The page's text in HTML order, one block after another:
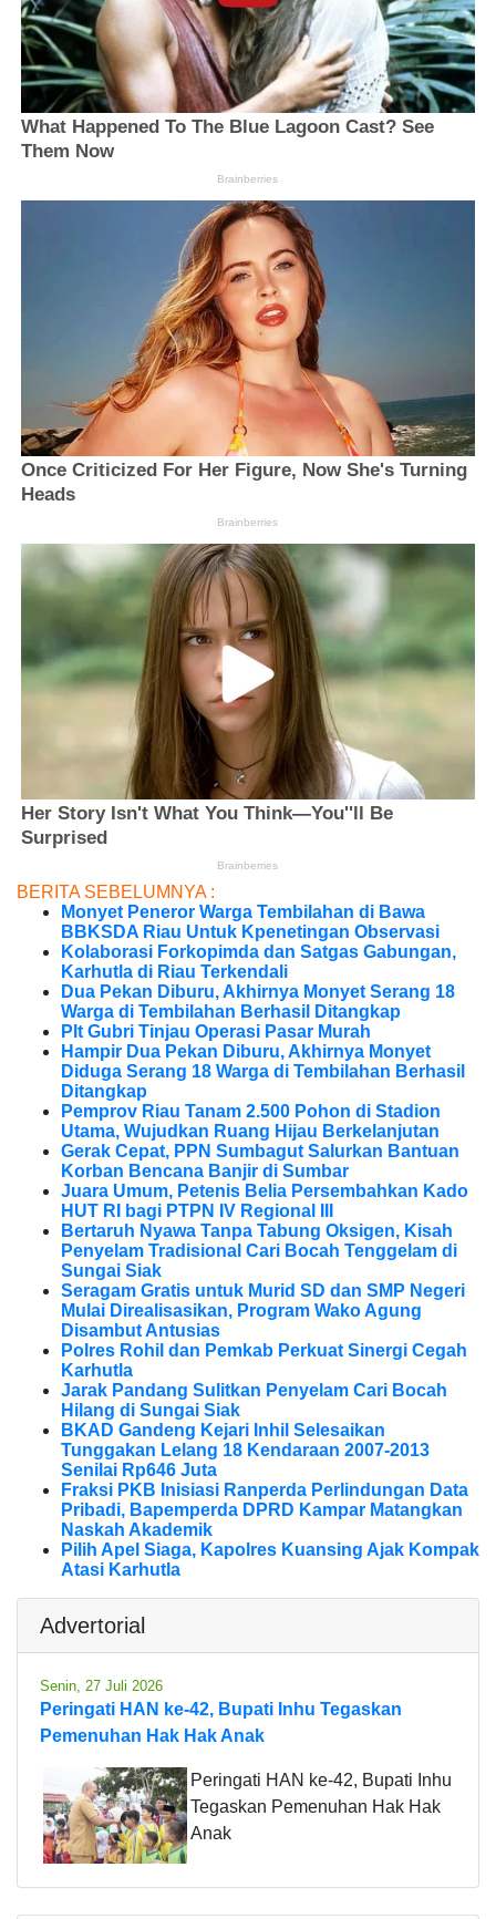
BERITA SEBELUMNYA :
Monyet Peneror Warga Tembilahan di Bawa
BBKSDA Riau Untuk Kpenetingan Observasi
Kolaborasi Forkopimda dan Satgas Gabungan,
Karhutla di Riau Terkendali
Dua Pekan Diburu, Akhirnya Monyet Serang 18
Warga di Tembilahan Berhasil Ditangkap
Plt Gubri Tinjau Operasi Pasar Murah
Hampir Dua Pekan Diburu, Akhirnya Monyet
Diduga Serang 18 Warga di Tembilahan Berhasil
Ditangkap
Pemprov Riau Tanam 2.500 Pohon di Stadion
Utama, Wujudkan Ruang Hijau Berkelanjutan
Gerak Cepat, PPN Sumbagut Salurkan Bantuan
Korban Bencana Banjir di Sumbar
Juara Umum, Petenis Belia Persembahkan Kado
HUT RI bagi PTPN IV Regional III
Bertaruh Nyawa Tanpa Tabung Oksigen, Kisah
Penyelam Tradisional Cari Bocah Tenggelam di
Sungai Siak
Seragam Gratis untuk Murid SD dan SMP Negeri
Mulai Direalisasikan, Program Wako Agung
Disambut Antusias
Polres Rohil dan Pemkab Perkuat Sinergi Cegah
Karhutla
Jarak Pandang Sulitkan Penyelam Cari Bocah
Hilang di Sungai Siak
BKAD Gandeng Kejari Inhil Selesaikan
Tunggakan Lelang 18 Kendaraan 2007-2013
Senilai Rp646 Juta
Fraksi PKB Inisiasi Ranperda Perlindungan Data
Pribadi, Bapemperda DPRD Kampar Matangkan
Naskah Akademik
Pilih Apel Siaga, Kapolres Kuansing Ajak Kompak
Atasi Karhutla
Advertorial
Senin, 27 Juli 2026
Peringati HAN ke-42, Bupati Inhu Tegaskan
Pemenuhan Hak Hak Anak
Peringati HAN ke-42, Bupati Inhu
Tegaskan Pemenuhan Hak Hak
Anak